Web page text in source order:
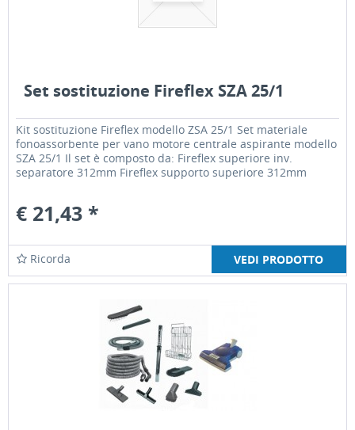
Set sostituzione Fireflex SZA 25/1
Kit sostituzione Fireflex modello ZSA 25/1 Set materiale
fonoassorbente per vano motore centrale aspirante modello
SZA 25/1 Il set è composto da: Fireflex superiore inv.
separatore 312mm Fireflex supporto superiore 312mm
€ 21,43 *
VEDI PRODOTTO
Ricorda